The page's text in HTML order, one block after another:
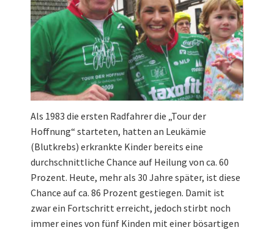
Als 1983 die ersten Radfahrer die „Tour der
Hoffnung“ starteten, hatten an Leukämie
(Blutkrebs) erkrankte Kinder bereits eine
durchschnittliche Chance auf Heilung von ca. 60
Prozent. Heute, mehr als 30 Jahre später, ist diese
Chance auf ca. 86 Prozent gestiegen. Damit ist
zwar ein Fortschritt erreicht, jedoch stirbt noch
immer eines von fünf Kinden mit einer bösartigen